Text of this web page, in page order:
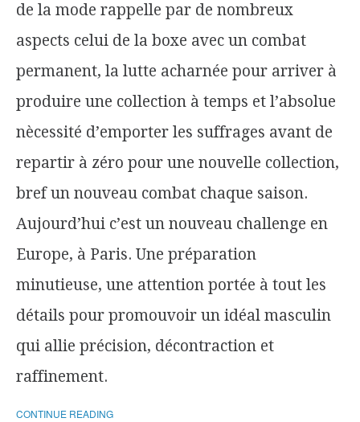
de la mode rappelle par de nombreux
aspects celui de la boxe avec un combat
permanent, la lutte acharnée pour arriver à
produire une collection à temps et l’absolue
nècessité d’emporter les suffrages avant de
repartir à zéro pour une nouvelle collection,
bref un nouveau combat chaque saison.
Aujourd’hui c’est un nouveau challenge en
Europe, à Paris. Une préparation
minutieuse, une attention portée à tout les
détails pour promouvoir un idéal masculin
qui allie précision, décontraction et
raffinement.
CONTINUE READING